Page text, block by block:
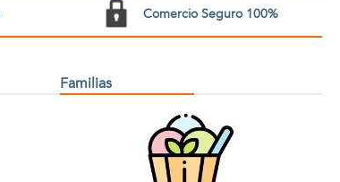
Comercio Seguro 100%
Familias